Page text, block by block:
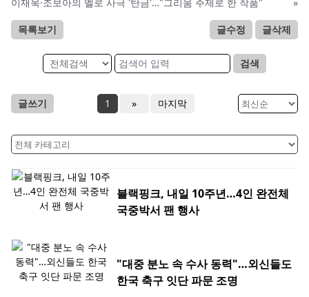
이재욱·조보아의 멜로 사극 '탄금'…"그리움 주제로 한 작품" »
목록보기 글수정 글삭제
검색
글쓰기 1 » 마지막
블랙핑크, 내일 10주년…4인 완전체
국중박서 팬 행사
"대중 분노 속 수사 동력"…외신들도
한국 축구 잇단 파문 조명